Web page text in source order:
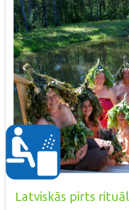
Latviskās pirts